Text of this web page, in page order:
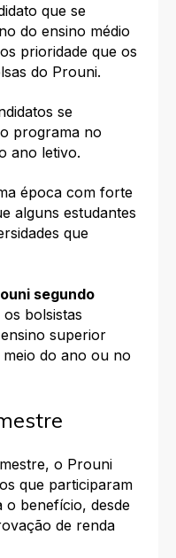
que se
do ensino médio
prioridade que os
do Prouni.
se
programa no
ano letivo.
época com forte
alguns estudantes
que
segundo
bolsistas
superior
do ano ou no
o Prouni
que participaram
o benefício, desde
de renda